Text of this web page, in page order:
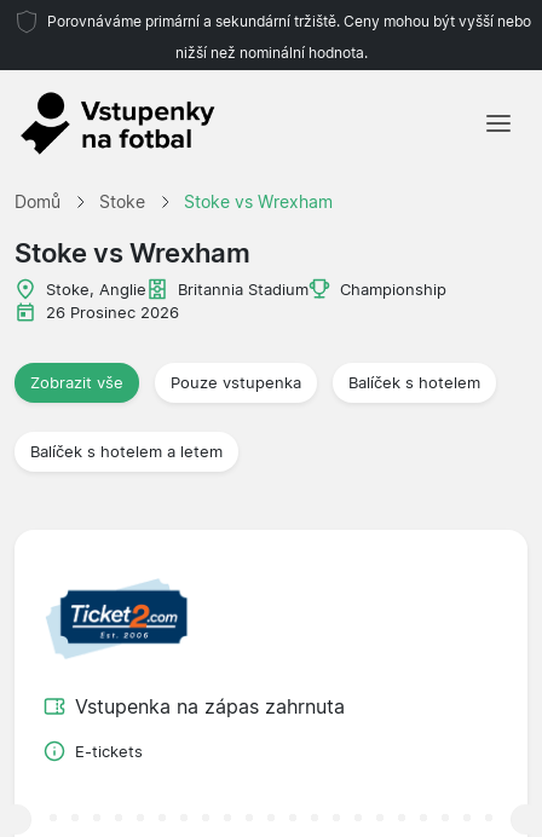
Porovnáváme primární a sekundární tržiště. Ceny mohou být vyšší nebo
nižší než nominální hodnota.
Domů Stoke Stoke vs Wrexham
Stoke vs Wrexham
Stoke, Anglie Britannia Stadium
Championship
26 Prosinec 2026
Zobrazit vše Pouze vstupenka Balíček s hotelem
Balíček s hotelem a letem
Vstupenka na zápas zahrnuta
E-tickets